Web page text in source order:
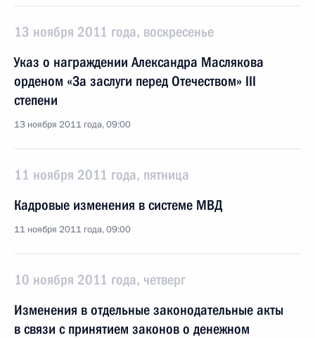
13 ноября 2011 года, воскресенье
Указ о награждении Александра Маслякова
орденом «За заслуги перед Отечеством» III
степени
13 ноября 2011 года, 09:00
11 ноября 2011 года, пятница
Кадровые изменения в системе МВД
11 ноября 2011 года, 09:00
10 ноября 2011 года, четверг
Изменения в отдельные законодательные акты
в связи с принятием законов о денежном